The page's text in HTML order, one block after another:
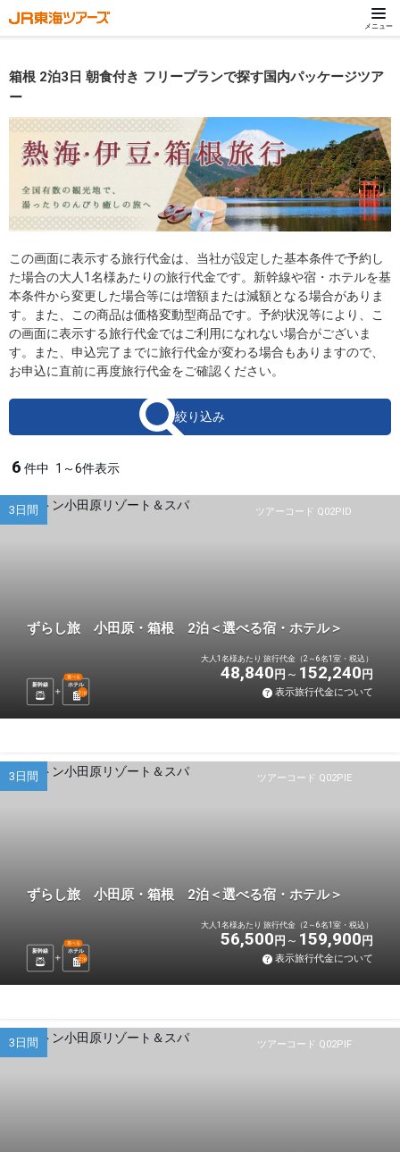
メニュー
箱根 2泊3日 朝食付き フリープランで探す国内パッケージツア
ー
この画面に表示する旅行代金は、当社が設定した基本条件で予約し
た場合の大人1名様あたりの旅行代金です。新幹線や宿・ホテルを基
本条件から変更した場合等には増額または減額となる場合がありま
す。また、この商品は価格変動型商品です。予約状況等により、こ
の画面に表示する旅行代金ではご利用になれない場合がございま
す。また、申込完了までに旅行代金が変わる場合もありますので、
お申込に直前に再度旅行代金をご確認ください。
絞り込み
6 件中 1～6件表示
ツアーコード Q02PID
3日間
ずらし旅 小田原・箱根 2泊＜選べる宿・ホテル＞
新幹線 ホテル
選べる
2泊
大人1名様あたり 旅行代金（2～6名1室・税込）
48,840 円 152,240 円
表示旅行代金について
ツアーコード Q02PIE
3日間
ずらし旅 小田原・箱根 2泊＜選べる宿・ホテル＞
新幹線 ホテル
選べる
2泊
大人1名様あたり 旅行代金（2～6名1室・税込）
56,500 円 159,900 円
表示旅行代金について
ツアーコード Q02PIF
3日間